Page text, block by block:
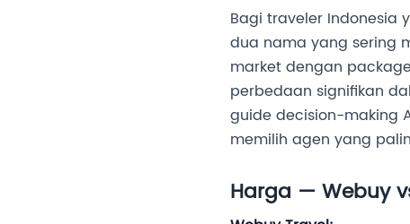
Bagi traveler Indonesia
dua nama yang sering
market dengan
perbedaan signifikan
guide decision-making
memilih agen yang
Harga — Webuy